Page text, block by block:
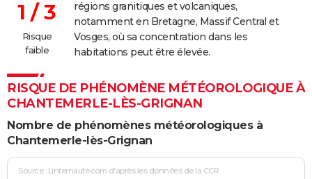
1 / 3
Risque
faible
régions granitiques et volcaniques,
notamment en Bretagne, Massif Central et
Vosges, où sa concentration dans les
habitations peut être élevée.
RISQUE DE PHÉNOMÈNE MÉTÉOROLOGIQUE À
CHANTEMERLE-LÈS-GRIGNAN
Nombre de phénomènes météorologiques à
Chantemerle-lès-Grignan
Source : Linternaute.com d'après les données de la CCR